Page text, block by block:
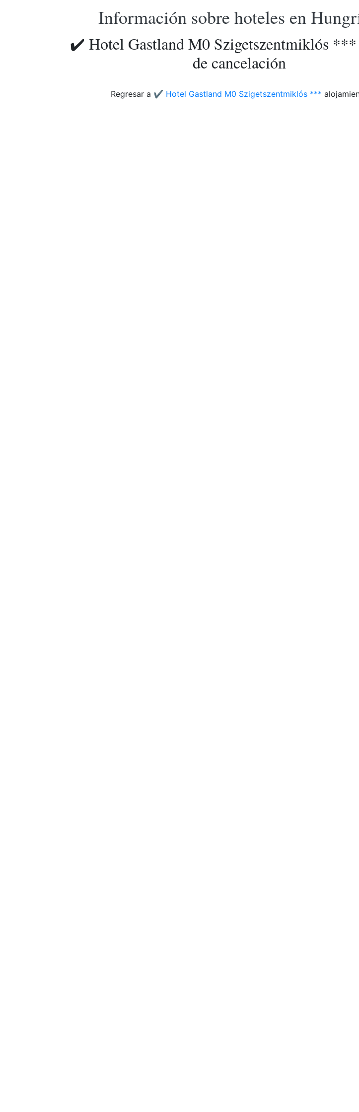
Información sobre hoteles en
✔️ Hotel Gastland M0 Szigetszentmiklós
de cancelación
Regresar a ✔️ Hotel Gastland M0 Szigetszentmiklós ***